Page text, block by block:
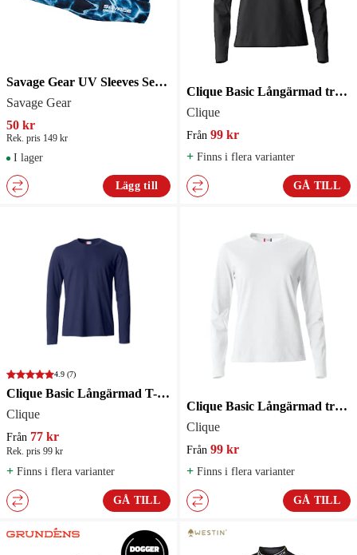
Savage Gear UV Sleeves Sea Blue
Savage Gear
50 kr
Rek. pris 149 kr
I lager
Lägg till
Clique Basic Långärmad tröja Dam Svart
Clique
Från 99 kr
+ Finns i flera varianter
GÅ TILL
4.9 (7)
Clique Basic Långärmad T-shirt Herr Marinblå
Clique
Från 77 kr
Rek. pris 99 kr
+ Finns i flera varianter
GÅ TILL
Clique Basic Långärmad tröja Dam Vit
Clique
Från 99 kr
+ Finns i flera varianter
GÅ TILL